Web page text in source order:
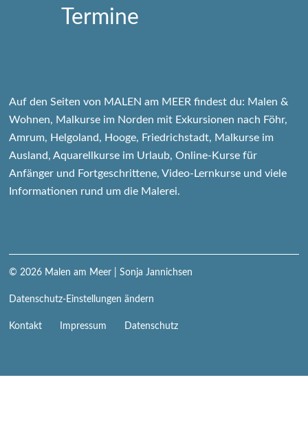
Auf den Seiten von MALEN am MEER findest du: Malen &
Wohnen, Malkurse im Norden mit Exkursionen nach Föhr,
Amrum, Helgoland, Hooge, Friedrichstadt, Malkurse im
Ausland, Aquarellkurse im Urlaub, Online-Kurse für
Anfänger und Fortgeschrittene, Video-Lernkurse und viele
Informationen rund um die Malerei.
© 2026 Malen am Meer | Sonja Jannichsen
Datenschutz-Einstellungen ändern
Navigation
Kontakt Impressum Datenschutz